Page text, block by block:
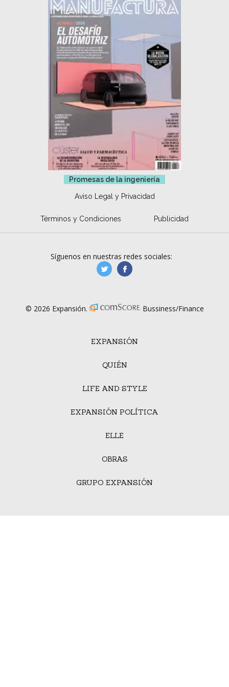
Promesas de la ingeniería
Aviso Legal y Privacidad
Términos y Condiciones Publicidad
EXPANSIÓN
QUIÉN
LIFE AND STYLE
EXPANSIÓN POLÍTICA
ELLE
OBRAS
GRUPO EXPANSIÓN
Síguenos en nuestras redes sociales:
manufacturaGE
© 2026 Expansión. Bussiness/Finance